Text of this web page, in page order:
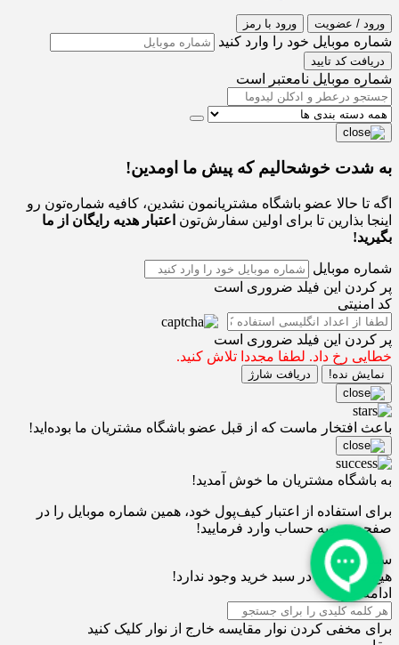
ورود / عضویت ورود با رمز
شماره موبایل خود را وارد کنید
دریافت کد تایید
شماره موبایل نامعتبر است
به شدت خوشحالیم که پیش ما اومدین!
اگه تا حالا عضو باشگاه مشتریانمون نشدین، کافیه شماره‌تون رو
اینجا بذارین تا برای اولین سفارش‌تون اعتبار هدیه رایگان از ما
بگیرید!
شماره موبایل
پر کردن این فیلد ضروری است
کد امنیتی
پر کردن این فیلد ضروری است
خطایی رخ داد. لطفا مجددا تلاش کنید.
نمایش نده! دریافت شارژ
باعث افتخار ماست که از قبل عضو باشگاه مشتریان ما بوده‌اید!
به باشگاه مشتریان ما خوش آمدید!
برای استفاده از اعتبار کیف‌پول خود، همین شماره موبایل را در
صفحه تسویه حساب وارد فرمایید!
سبد خرید0
هیچ محصولی در سبد خرید وجود ندارد!
ادامه خرید
برای مخفی کردن نوار مقایسه خارج از نوار کلیک کنید